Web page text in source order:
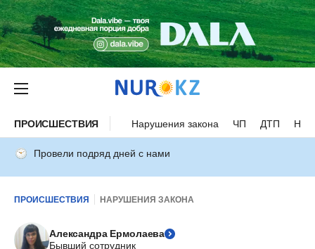
ПРОИСШЕСТВИЯ Нарушения закона ЧП ДТП
Провели подряд дней с нами
ПРОИСШЕСТВИЯ НАРУШЕНИЯ ЗАКОНА
Александра Ермолаева
Бывший сотрудник